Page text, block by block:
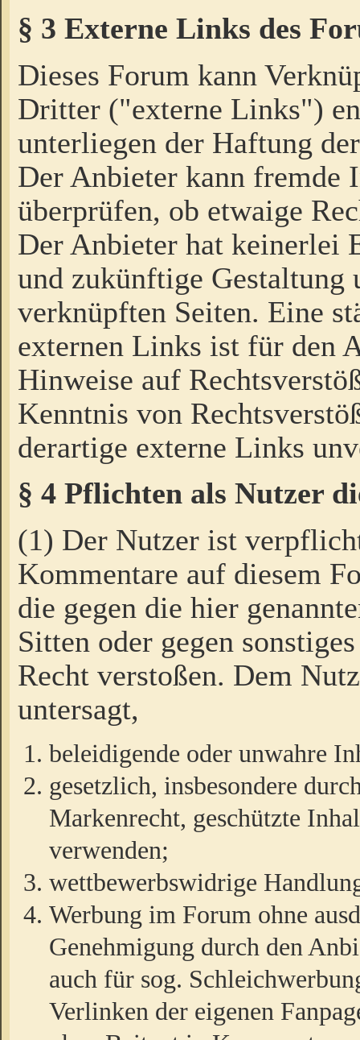
§ 3 Externe Links des
Dieses Forum kann
Dritter ("externe Links")
unterliegen der Haftung
Der Anbieter kann fremde
überprüfen, ob etwaige
Der Anbieter hat keinerlei
und zukünftige Gestaltung
verknüpften Seiten. Eine
externen Links ist für den
Hinweise auf
Kenntnis von
derartige externe Links
§ 4 Pflichten als Nutzer
(1) Der Nutzer ist
Kommentare auf diesem
die gegen die hier
Sitten oder gegen
Recht verstoßen. Dem
untersagt,
beleidigende oder unwahre
gesetzlich, insbesondere
Markenrecht, geschützte
verwenden;
wettbewerbswidrige
Werbung im Forum ohne
Genehmigung durch den
auch für sog.
Verlinken der eigenen